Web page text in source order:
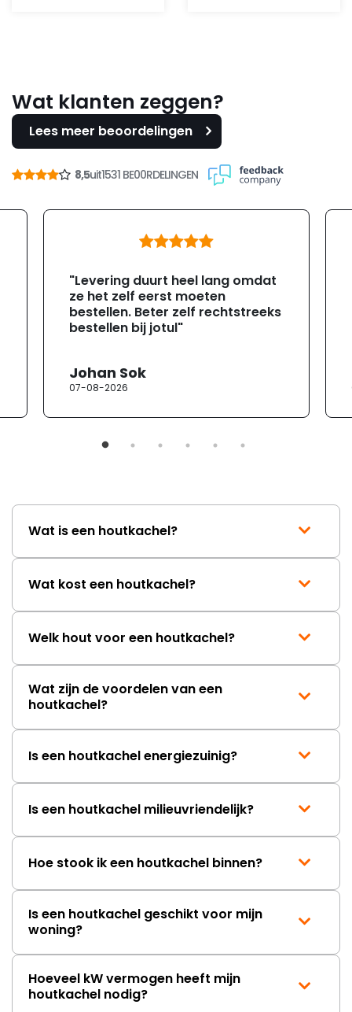
Wat klanten zeggen?
Lees meer beoordelingen
8,5uit1531 BE00RDELINGEN
"Levering duurt heel lang omdat
ze het zelf eerst moeten
bestellen. Beter zelf rechtstreeks
bestellen bij jotul"
Johan Sok
07-08-2026
Wat is een houtkachel?
Wat kost een houtkachel?
Welk hout voor een houtkachel?
Wat zijn de voordelen van een
houtkachel?
Is een houtkachel energiezuinig?
Is een houtkachel milieuvriendelijk?
Hoe stook ik een houtkachel binnen?
Is een houtkachel geschikt voor mijn
woning?
Hoeveel kW vermogen heeft mijn
houtkachel nodig?